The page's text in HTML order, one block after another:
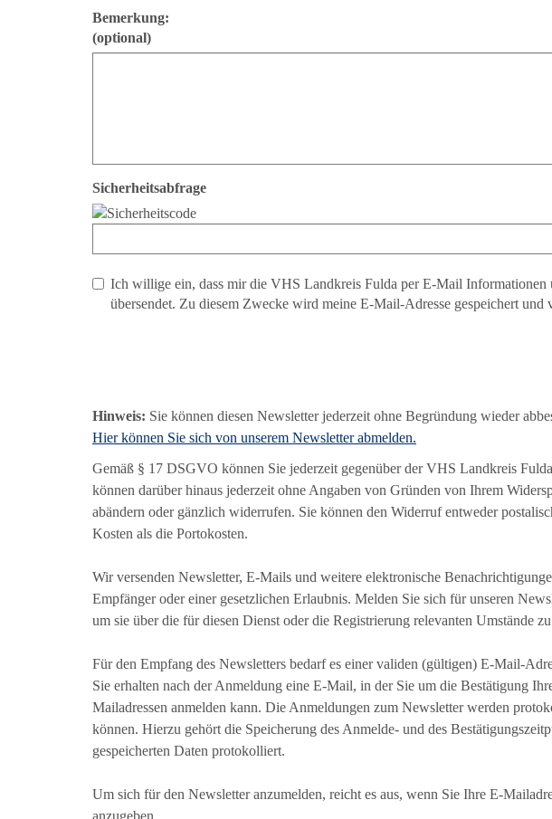
Bemerkung:
(optional)
Sicherheitsabfrage
Ich willige ein, dass mir die VHS Landkreis Fulda per E-Mail
übersendet. Zu diesem Zwecke wird meine E-Mail-Adresse gespeichert und
Hinweis: Sie können diesen Newsletter jederzeit ohne Begründung wieder
Hier können Sie sich von unserem Newsletter abmelden.
Gemäß § 17 DSGVO können Sie jederzeit gegenüber der VHS Landkreis
können darüber hinaus jederzeit ohne Angaben von Gründen von Ihrem
abändern oder gänzlich widerrufen. Sie können den Widerruf entweder
Kosten als die Portokosten.
Wir versenden Newsletter, E-Mails und weitere elektronische
Empfänger oder einer gesetzlichen Erlaubnis. Melden Sie sich für unseren
um sie über die für diesen Dienst oder die Registrierung relevanten Umstände
Für den Empfang des Newsletters bedarf es einer validen (gültigen) E-Mail-
Sie erhalten nach der Anmeldung eine E-Mail, in der Sie um die Bestätigung
Mailadressen anmelden kann. Die Anmeldungen zum Newsletter werden
können. Hierzu gehört die Speicherung des Anmelde- und des
gespeicherten Daten protokolliert.
Um sich für den Newsletter anzumelden, reicht es aus, wenn Sie Ihre E-